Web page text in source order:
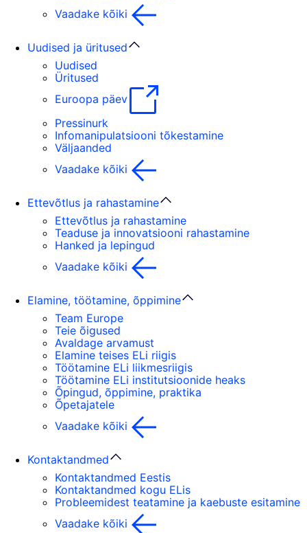
Vaadake kõiki
Uudised ja üritused
Uudised
Üritused
Euroopa päev
Pressinurk
Infomanipulatsiooni tõkestamine
Väljaanded
Vaadake kõiki
Ettevõtlus ja rahastamine
Ettevõtlus ja rahastamine
Teaduse ja innovatsiooni rahastamine
Hanked ja lepingud
Vaadake kõiki
Elamine, töötamine, õppimine
Team Europe
Teie õigused
Avaldage arvamust
Elamine teises ELi riigis
Töötamine ELi liikmesriigis
Töötamine ELi institutsioonide heaks
Õpingud, õppimine, praktika
Õpetajatele
Vaadake kõiki
Kontaktandmed
Kontaktandmed Eestis
Kontaktandmed kogu ELis
Probleemidest teatamine ja kaebuste esitamine
Vaadake kõiki